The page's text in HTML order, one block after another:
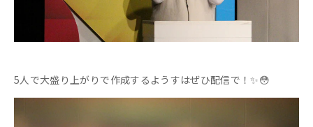
5人で大盛り上がりで作成するようすはぜひ配信で！✨😳